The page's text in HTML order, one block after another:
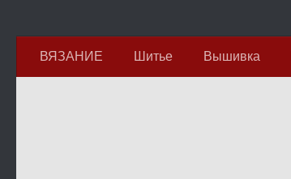
ВЯЗАНИЕ Шитье Вышивка